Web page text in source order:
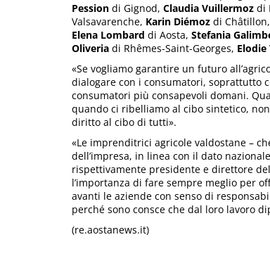
Pession di Gignod, Claudia Vuillermoz di
Valsavarenche, Karin Diémoz di Châtillon,
Elena Lombard di Aosta, Stefania
Oliveria di Rhêmes-Saint-Georges, Elodie
«Se vogliamo garantire un futuro
dialogare con i consumatori, soprattutto
consumatori più consapevoli domani.
quando ci ribelliamo al cibo sintetico,
diritto al cibo di tutti».
«Le imprenditrici agricole valdostane –
dell’impresa, in linea con il dato
rispettivamente presidente e direttore
l’importanza di fare sempre meglio per
avanti le aziende con senso di
perché sono consce che dal loro lavoro
(re.aostanews.it)